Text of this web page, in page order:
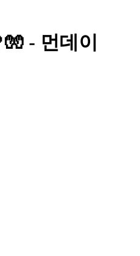
- 먼데이